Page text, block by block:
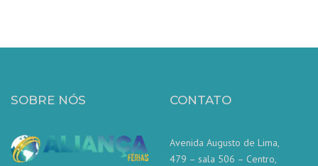
SOBRE NÓS CONTATO
Avenida Augusto de Lima,
479 – sala 506 – Centro,